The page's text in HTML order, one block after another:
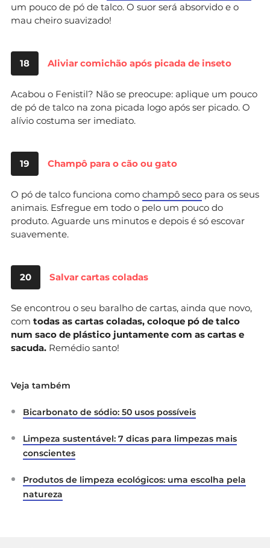
um pouco de pó de talco. O suor será absorvido e o
mau cheiro suavizado!
18 Aliviar comichão após picada de inseto
Acabou o Fenistil? Não se preocupe: aplique um pouco
de pó de talco na zona picada logo após ser picado. O
alívio costuma ser imediato.
19 Champô para o cão ou gato
O pó de talco funciona como champô seco para os seus
animais. Esfregue em todo o pelo um pouco do
produto. Aguarde uns minutos e depois é só escovar
suavemente.
20 Salvar cartas coladas
Se encontrou o seu baralho de cartas, ainda que novo,
com todas as cartas coladas, coloque pó de talco
num saco de plástico juntamente com as cartas e
sacuda. Remédio santo!
Veja também
Bicarbonato de sódio: 50 usos possíveis
Limpeza sustentável: 7 dicas para limpezas mais
conscientes
Produtos de limpeza ecológicos: uma escolha pela
natureza